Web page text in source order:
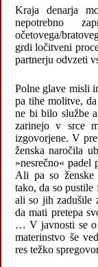
Kraja denarja
nepotrebno
očetovega/
grdi ločitveni
partnerju odvzeti
Polne glave misli
pa tihe molitve,
ne bi bilo službe
zarinejo v srce
izgovorjene. V
ženska naročila
»nesrečno« padel
Ali pa so ženske
tako, da so
ali so jih
da mati pretepa
… V javnosti se o
materinstvo še
res težko